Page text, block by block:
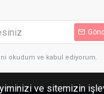
'ni okudum ve kabul ediyorum.
ve sitemizin